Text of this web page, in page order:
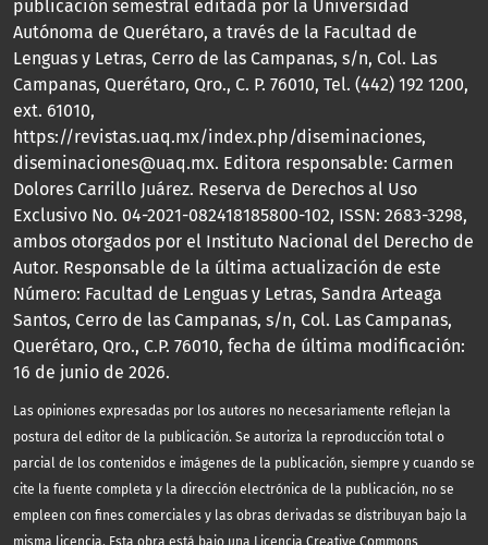
publicación semestral editada por la Universidad
Autónoma de Querétaro, a través de la Facultad de
Lenguas y Letras, Cerro de las Campanas, s/n, Col. Las
Campanas, Querétaro, Qro., C. P. 76010, Tel. (442) 192 1200,
ext. 61010,
https://revistas.uaq.mx/index.php/diseminaciones,
diseminaciones@uaq.mx. Editora responsable: Carmen
Dolores Carrillo Juárez. Reserva de Derechos al Uso
Exclusivo No. 04-2021-082418185800-102, ISSN: 2683-3298,
ambos otorgados por el Instituto Nacional del Derecho de
Autor. Responsable de la última actualización de este
Número: Facultad de Lenguas y Letras, Sandra Arteaga
Santos, Cerro de las Campanas, s/n, Col. Las Campanas,
Querétaro, Qro., C.P. 76010, fecha de última modificación:
16 de junio de 2026.
Las opiniones expresadas por los autores no necesariamente reflejan la
postura del editor de la publicación. Se autoriza la reproducción total o
parcial de los contenidos e imágenes de la publicación, siempre y cuando se
cite la fuente completa y la dirección electrónica de la publicación, no se
empleen con fines comerciales y las obras derivadas se distribuyan bajo la